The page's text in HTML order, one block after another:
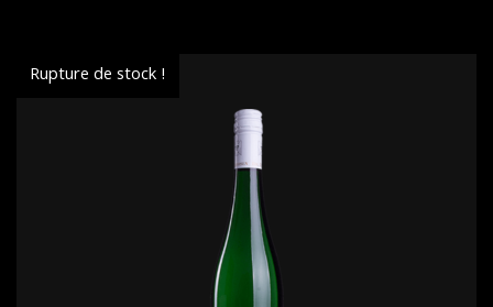
Rupture de stock !